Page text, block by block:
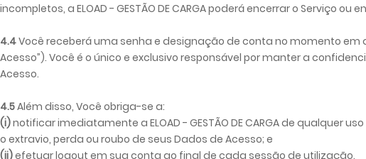
incompletos, a ELOAD - GESTÃO DE CARGA poderá encerrar o Serviço
4.4Você receberá uma senha e designação de conta no momento
Acesso”). Você é o único e exclusivo responsável por manter a
Acesso.
4.5Além disso, Você obriga-se a:
(i)notificar imediatamente a ELOAD - GESTÃO DE CARGA de
o extravio, perda ou roubo de seus Dados de Acesso; e
(ii)efetuar logout em sua conta ao final de cada sessão de utilização.